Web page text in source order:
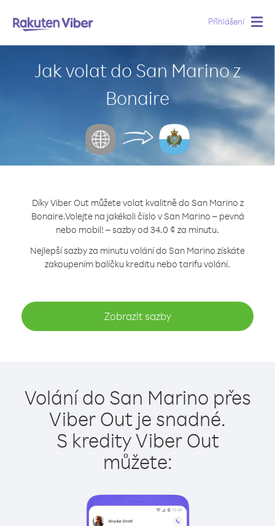
Přihlášení
Jak volat do San Marino z
Bonaire
Díky Viber Out můžete volat kvalitně do San Marino z
Bonaire.Volejte na jakékoli číslo v San Marino – pevná
nebo mobil! – sazby od 34.0 ¢ za minutu.
Nejlepší sazby za minutu volání do San Marino získáte
zakoupením balíčku kreditu nebo tarifu volání.
Zobrazit sazby
Volání do San Marino přes
Viber Out je snadné.
S kredity Viber Out
můžete: